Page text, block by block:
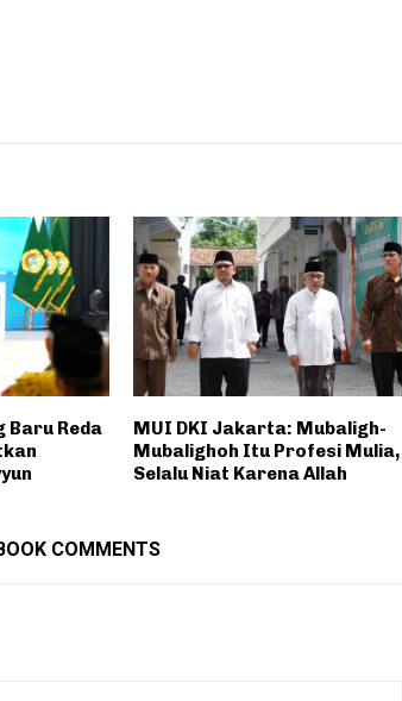
Baru Reda
MUI DKI Jakarta: Mubaligh-
Mubalighoh Itu Profesi Mulia,
Selalu Niat Karena Allah
COMMENTS